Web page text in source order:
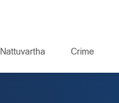
Nattuvartha Crime